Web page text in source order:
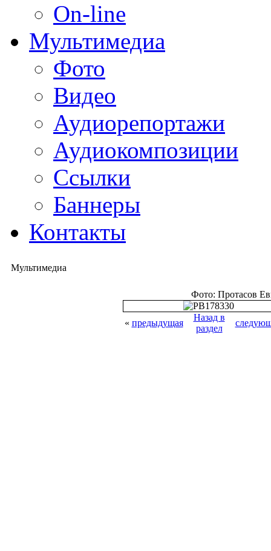
On-line
Мультимедиа
Фото
Видео
Аудиорепортажи
Аудиокомпозиции
Ссылки
Баннеры
Контакты
Мультимедиа
Фото: Протасов
« предыдущая
Назад в
раздел